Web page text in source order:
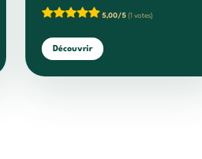
5,00/5(1 votes)
Découvrir